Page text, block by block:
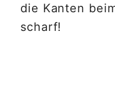
die Kanten
scharf!